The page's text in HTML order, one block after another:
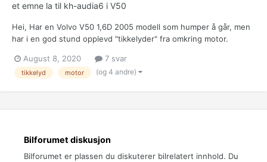
et emne la til kh-audia6 i V50
Hei, Har en Volvo V50 1,6D 2005 modell som humper å går, men
har i en god stund opplevd "tikkelyder" fra omkring motor.
konstant, men kommer og går litt...enkelte ganger hører jeg det
godt når jeg kommer inn mot kryss/rundkjøri...
August 8, 2020 7 svar
tikkelyd motor (og 4 andre)
Bilforumet diskusjon
Bilforumet er plassen du diskuterer bilrelatert innhold. Du